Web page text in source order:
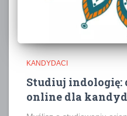
KANDYDACI
Studiuj
online dla